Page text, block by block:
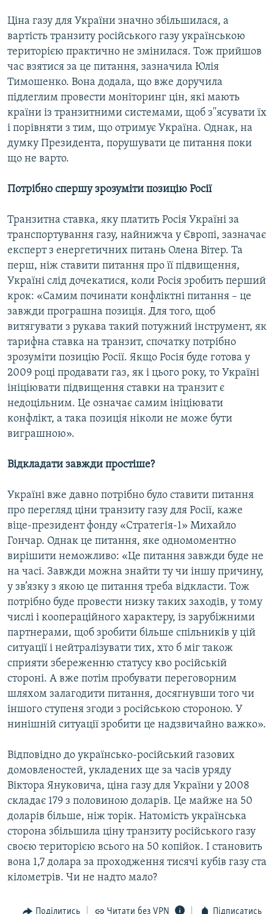
Ціна газу для України значно збільшилася, а
вартість транзиту російського газу українською
територією практично не змінилася. Тож прийшов
час взятися за це питання, зазначила Юлія
Тимошенко. Вона додала, що вже доручила
підлеглим провести моніторинг цін, які мають
країни із транзитними системами, щоб з''ясувати їх
і порівняти з тим, що отримує Україна. Однак, на
думку Президента, порушувати це питання поки
що не варто.
Потрібно спершу зрозуміти позицію Росії
Транзитна ставка, яку платить Росія Україні за
транспортування газу, найнижча у Європі, зазначає
експерт з енергетичних питань Олена Вітер. Та
перш, ніж ставити питання про її підвищення,
Україні слід дочекатися, коли Росія зробить перший
крок: «Самим починати конфліктні питання – це
завжди програшна позиція. Для того, щоб
витягувати з рукава такий потужний інструмент, як
тарифна ставка на транзит, спочатку потрібно
зрозуміти позицію Росії. Якщо Росія буде готова у
2009 році продавати газ, як і цього року, то Україні
ініціювати підвищення ставки на транзит є
недоцільним. Це означає самим ініціювати
конфлікт, а така позиція ніколи не може бути
виграшною».
Відкладати завжди простіше?
Україні вже давно потрібно було ставити питання
про перегляд ціни транзиту газу для Росії, каже
віце-президент фонду «Стратегія-1» Михайло
Гончар. Однак це питання, яке одномоментно
вирішити неможливо: «Це питання завжди буде не
на часі. Завжди можна знайти ту чи іншу причину,
у зв’язку з якою це питання треба відкласти. Тож
потрібно буде провести низку таких заходів, у тому
числі і коопераційного характеру, із зарубіжними
партнерами, щоб зробити більше спільників у цій
ситуації і нейтралізувати тих, хто б міг також
сприяти збереженню статусу кво російській
стороні. А вже потім пробувати переговорним
шляхом залагодити питання, досягнувши того чи
іншого ступеня згоди з російською стороною. У
нинішній ситуації зробити це надзвичайно важко».
Відповідно до українсько-російський газових
домовленостей, укладених ще за часів уряду
Віктора Януковича, ціна газу для України у 2008
складає 179 з половиною доларів. Це майже на 50
доларів більше, ніж торік. Натомість українська
сторона збільшила ціну транзиту російського газу
своєю територією всього на 50 копійок. І становить
вона 1,7 долара за проходження тисячі кубів газу ста
кілометрів. Чи не надто мало?
Поділитись Читати без VPN Підписатись